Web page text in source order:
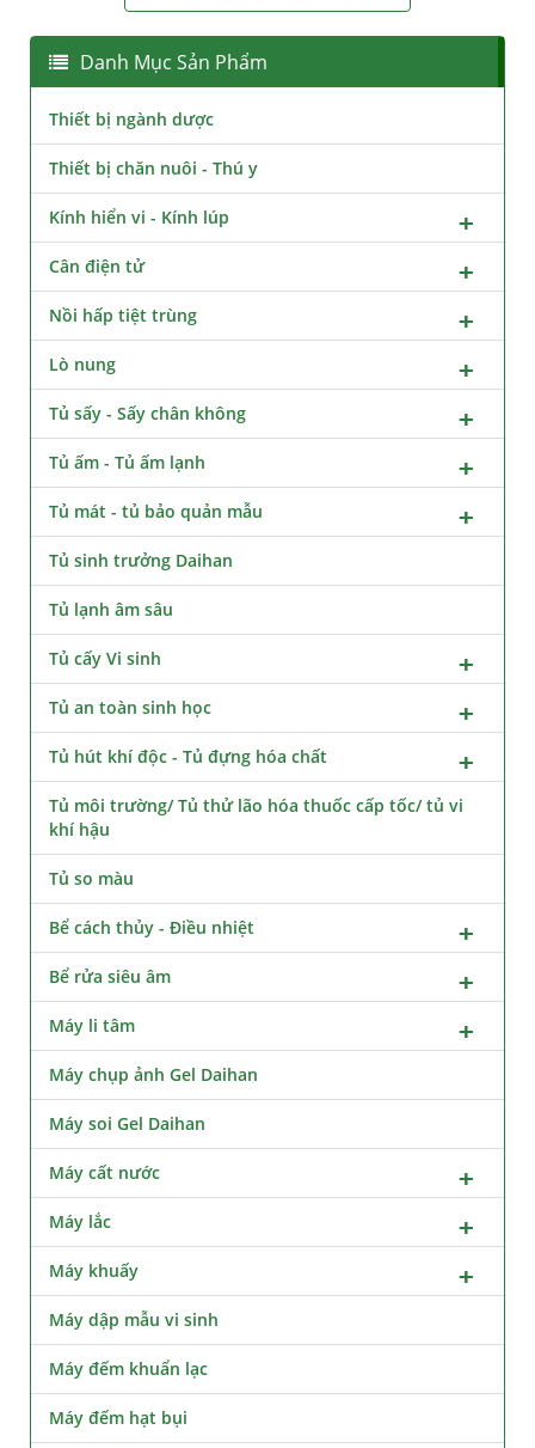
Danh Mục Sản Phẩm
Thiết bị ngành dược
Thiết bị chăn nuôi - Thú y
Kính hiển vi - Kính lúp
Cân điện tử
Nồi hấp tiệt trùng
Lò nung
Tủ sấy - Sấy chân không
Tủ ấm - Tủ ấm lạnh
Tủ mát - tủ bảo quản mẫu
Tủ sinh trưởng Daihan
Tủ lạnh âm sâu
Tủ cấy Vi sinh
Tủ an toàn sinh học
Tủ hút khí độc - Tủ đựng hóa chất
Tủ môi trường/ Tủ thử lão hóa thuốc cấp tốc/ tủ vi
khí hậu
Tủ so màu
Bể cách thủy - Điều nhiệt
Bể rửa siêu âm
Máy li tâm
Máy chụp ảnh Gel Daihan
Máy soi Gel Daihan
Máy cất nước
Máy lắc
Máy khuấy
Máy dập mẫu vi sinh
Máy đếm khuẩn lạc
Máy đếm hạt bụi